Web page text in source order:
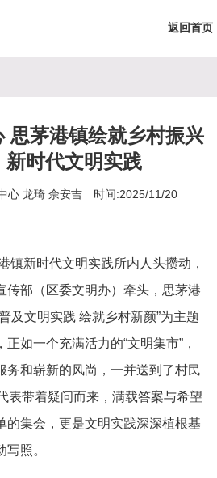
返回首页
思茅港镇绘就乡村振兴
新时代文明实践
心 龙琦 佘安吉 时间:2025/11/20
镇新时代文明实践所内人头攒动，
传部（区委文明办）牵头，思茅港
及文明实践 绘就乡村新颜”为主题
如一个充满活力的“文明集市”，
务和崭新的风尚，一并送到了村民
表带着疑问而来，满载答案与希望
的集会，更是文明实践深深植根基
动写照。